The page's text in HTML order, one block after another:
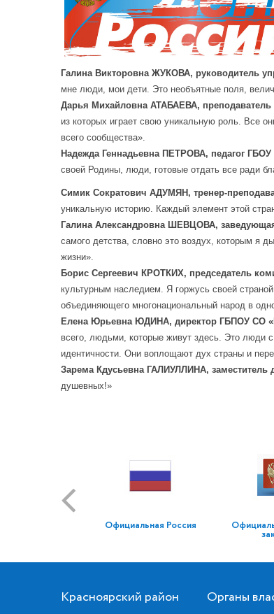
Галина Викторовна ЖУКОВА, руководитель
мне люди, мои дети. Это необъятные поля,
Дарья Михайловна АТАБАЕВА,
из которых играет свою уникальную роль. Все
всего сообщества».
Надежда Геннадьевна ПЕТРОВА, педагог
своей Родины, люди, готовые отдать все ради
Симик Сократович АДУМЯН, тренер-
уникальную историю. Каждый элемент этой
Галина Александровна ШЕВЦОВА,
самого детства, словно это воздух, которым я
жизни».
Борис Сергеевич КРОТКИХ, председатель
культурным наследием. Я горжусь своей
объединяющего многонациональный народ в
Елена Юрьевна ЮДИНА, директор ГБПОУ СО
всего, людьми, которые живут здесь. Это люди
идентичности. Они воплощают дух страны и
Зарема Кдусьевна ГАЛИУЛЛИНА,
душевных!»
Официальная Россия
Красноярский район Органы